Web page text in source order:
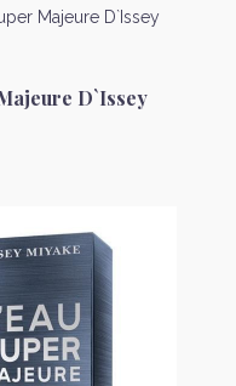
Majeure D`Issey
D`Issey